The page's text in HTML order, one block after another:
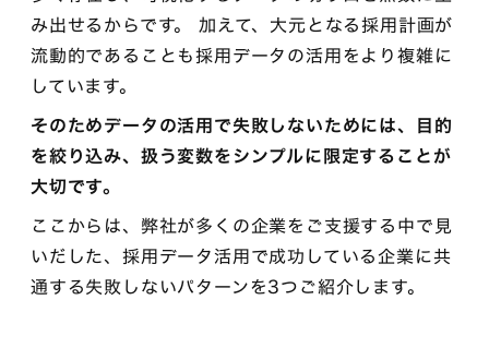
み出せるからです。 加えて、大元となる採用計画が
流動的であることも採用データの活用をより複雑に
しています。
そのためデータの活用で失敗しないためには、目的
を絞り込み、扱う変数をシンプルに限定することが
大切です。
ここからは、弊社が多くの企業をご支援する中で見
いだした、採用データ活用で成功している企業に共
通する失敗しないパターンを3つご紹介します。